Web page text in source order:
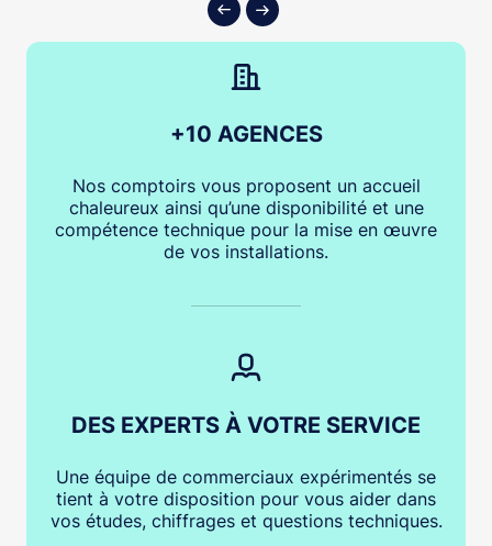
+10 AGENCES
Nos comptoirs vous proposent un accueil
chaleureux ainsi qu’une disponibilité et une
compétence technique pour la mise en œuvre
de vos installations.
DES EXPERTS À VOTRE SERVICE
Une équipe de commerciaux expérimentés se
tient à votre disposition pour vous aider dans
vos études, chiffrages et questions techniques.